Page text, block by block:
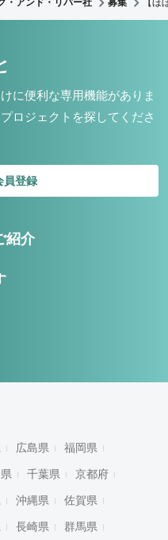
・アンド・リバー社 募集 【
に便利な専用機能がありま
ロジェクトを探してくださ
員登録
紹介
広島県 福岡県
千葉県 京都府
沖縄県 佐賀県
長崎県 群馬県